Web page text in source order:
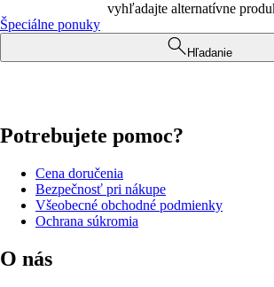
vyhľadajte alternatívne
Špeciálne ponuky
Hľadanie
Potrebujete pomoc?
Cena doručenia
Bezpečnosť pri nákupe
Všeobecné obchodné podmienky
Ochrana súkromia
O nás